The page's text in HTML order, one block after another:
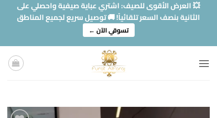
تخطي
للمحتوى
💥 العرض الأقوى للصيف: اشتري عباية صيفية واحصلي على
الثانية بنصف السعر تلقائياً! 🚚 توصيل سريع لجميع المناطق
تسوقي الآن ←